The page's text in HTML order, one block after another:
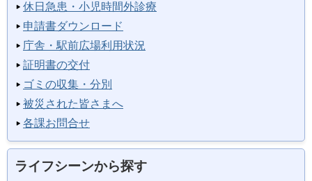
休日急患・小児時間外診療
申請書ダウンロード
庁舎・駅前広場利用状況
証明書の交付
ゴミの収集・分別
被災された皆さまへ
各課お問合せ
ライフシーンから探す